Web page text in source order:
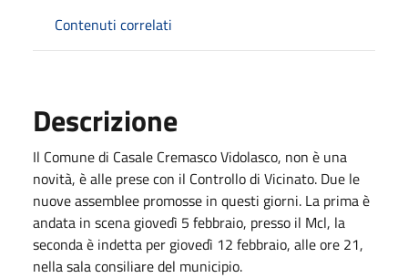
Contenuti correlati
Descrizione
Il Comune di Casale Cremasco Vidolasco, non è una
novità, è alle prese con il Controllo di Vicinato. Due le
nuove assemblee promosse in questi giorni. La prima è
andata in scena giovedì 5 febbraio, presso il Mcl, la
seconda è indetta per giovedì 12 febbraio, alle ore 21,
nella sala consiliare del municipio.